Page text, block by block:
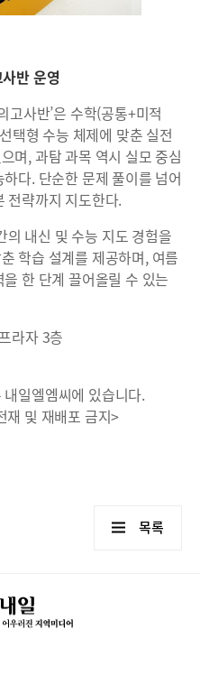
반 운영
고사반’은 수학(공통+미적
택형 수능 체제에 맞춘 실전
며, 과탐 과목 역시 실모 중심
다. 단순한 문제 풀이를 넘어
전략까지 지도한다.
의 내신 및 수능 지도 경험을
학습 설계를 제공하며, 여름
한 단계 끌어올릴 수 있는
라자 3층
일엘엠씨에 있습니다.
및 재배포 금지>
목록